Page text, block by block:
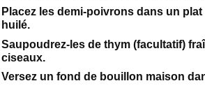
Placez les demi-poivrons dans un
huilé.
Saupoudrez-les de thym (facultatif)
ciseaux.
Versez un fond de bouillon maison